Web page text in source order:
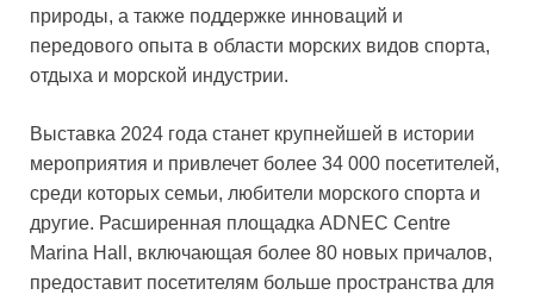
природы, а также поддержке инноваций и
передового опыта в области морских видов спорта,
отдыха и морской индустрии.
Выставка 2024 года станет крупнейшей в истории
мероприятия и привлечет более 34 000 посетителей,
среди которых семьи, любители морского спорта и
другие. Расширенная площадка ADNEC Centre
Marina Hall, включающая более 80 новых причалов,
предоставит посетителям больше пространства для